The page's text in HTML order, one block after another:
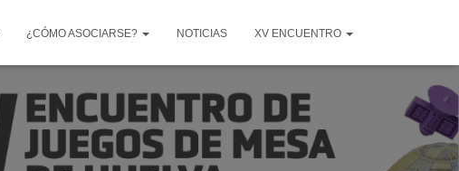
¿CÓMO ASOCIARSE? NOTICIAS XV ENCUENTRO